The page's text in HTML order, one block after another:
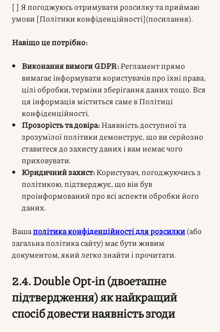
[ ] Я погоджуюсь отримувати розсилку та приймаю
умови [Політики конфіденційності](посилання).
Навіщо це потрібно:
Виконання вимоги GDPR:Регламент прямо
вимагає інформувати користувачів про їхні права,
цілі обробки, терміни зберігання даних тощо. Вся
ця інформація міститься саме в Політиці
конфіденційності.
Прозорість та довіра:Наявність доступної та
зрозумілої політики демонструє, що ви серйозно
ставитеся до захисту даних і вам немає чого
приховувати.
Юридичний захист:Користувач, погоджуючись з
політикою, підтверджує, що він був
проінформований про всі аспекти обробки його
даних.
Вашаполітика конфіденційності для розсилки(або
загальна політика сайту) має бути живим
документом, який легко знайти і прочитати.
2.4. Double Opt-in (двоетапне
підтвердження) як найкращий
спосіб довести наявність згоди